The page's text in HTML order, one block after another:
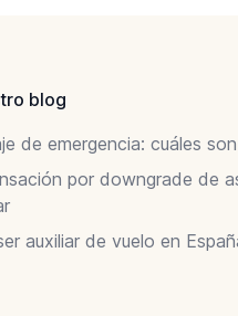
blog
de emergencia: cuáles
por downgrade de
auxiliar de vuelo en